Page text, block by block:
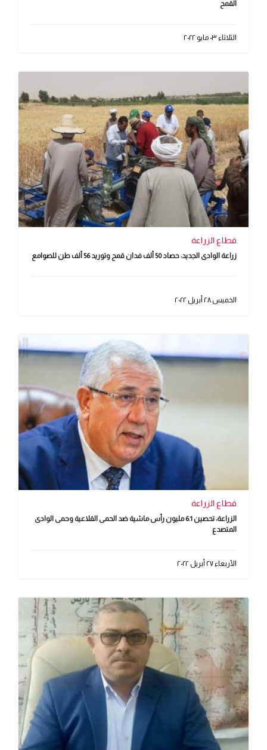
القمح
الثلاثاء ٠٣ مايو ٢٠٢٢
قطاع الزراعة
زراعة الوادى الجديد: حصاد 50 ألف فدان قمح وتوريد 56 ألف طن للصوامع
الخميس ٢٨ أبريل ٢٠٢٢
قطاع الزراعة
الزراعة: تحصين 6.1 مليون رأس ماشية ضد الحمى القلاعية وحمى الوادى
المتصدع
الأربعاء ٢٧ أبريل ٢٠٢٢